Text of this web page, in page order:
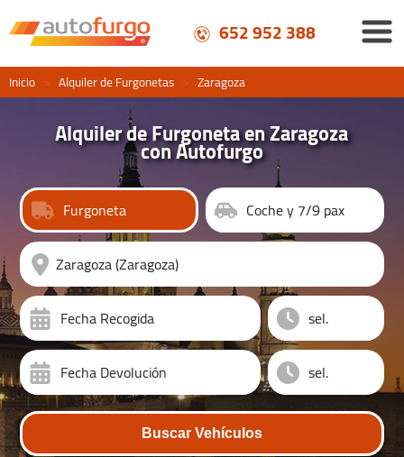
652 952 388
Inicio > Alquiler de Furgonetas > Zaragoza
Alquiler de Furgoneta en Zaragoza
con Autofurgo
Furgoneta Coche y 7/9 pax
Fecha Recogida
Fecha Devolución
Buscar Vehículos